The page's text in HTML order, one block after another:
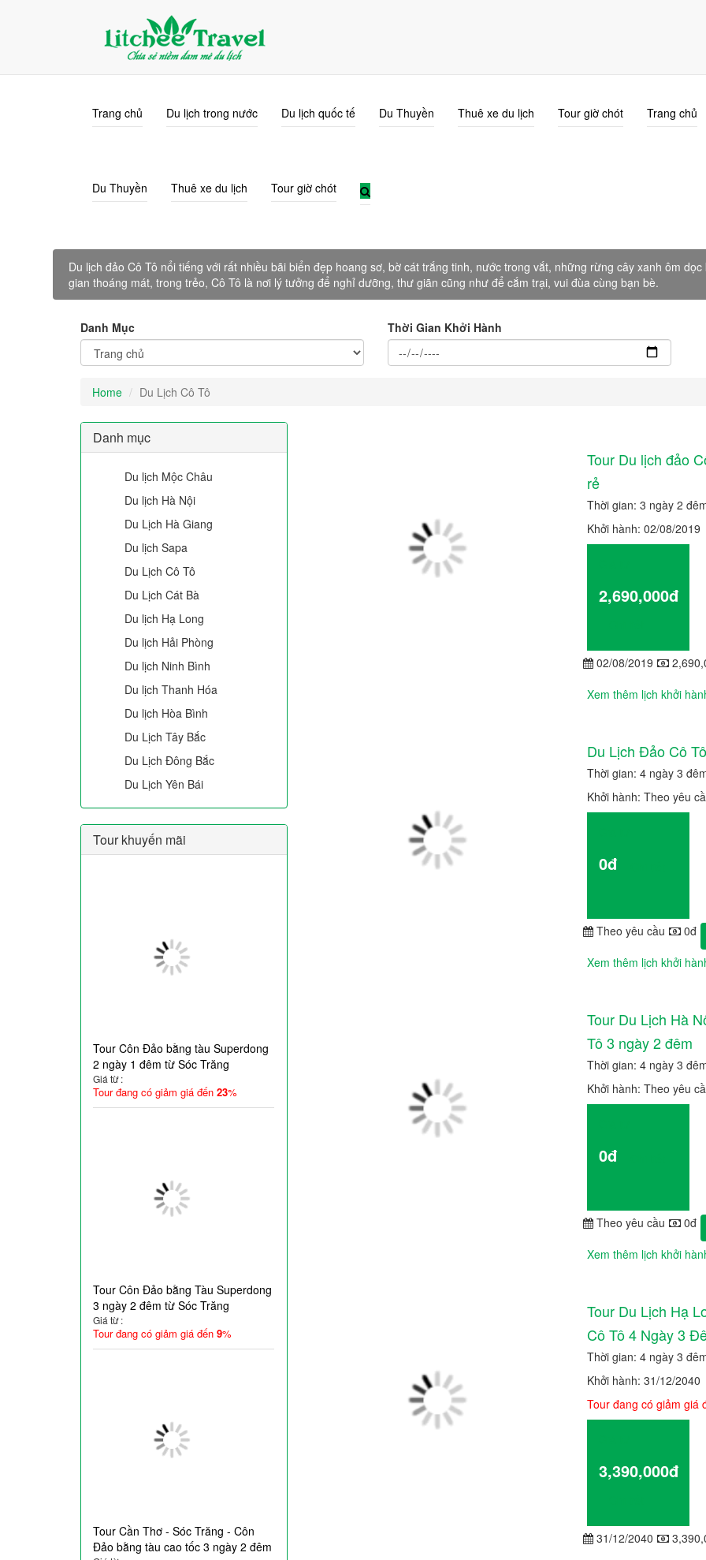
0915.338.689
Trang chủ Du lịch trong nước Du lịch quốc tế Du Thuyền Thuê xe du lịch Tour giờ chót Trang chủ
Du Thuyền Thuê xe du lịch Tour giờ chót
Du lịch đảo Cô Tô nổi tiếng với rất nhiều bãi biển đẹp hoang sơ, bờ cát trắng tinh, nước trong vắt, những rừng cây xanh ôm
gian thoáng mát, trong trẻo, Cô Tô là nơi lý tưởng để nghỉ dưỡng, thư giãn cũng như để cắm trại, vui đùa cùng bạn bè.
Danh Mục Thời Gian Khởi Hành
Home Du Lịch Cô Tô
Danh mục
Du lịch Mộc Châu
Du lịch Hà Nội
Du Lịch Hà Giang
Du lịch Sapa
Du Lịch Cô Tô
Du Lịch Cát Bà
Du lịch Hạ Long
Du lịch Hải Phòng
Du lịch Ninh Bình
Du lịch Thanh Hóa
Du lịch Hòa Bình
Du Lịch Tây Bắc
Du Lịch Đông Bắc
Du Lịch Yên Bái
Tour khuyến mãi
Tour Côn Đảo bằng tàu Superdong
2 ngày 1 đêm từ Sóc Trăng
Giá từ :
Tour đang có giảm giá đến 23%
Tour Côn Đảo bằng Tàu Superdong
3 ngày 2 đêm từ Sóc Trăng
Giá từ :
Tour đang có giảm giá đến 9%
Tour Cần Thơ - Sóc Trăng - Côn
Đảo bằng tàu cao tốc 3 ngày 2 đêm
Tour Du lịch đảo
rẻ
Thời gian: 3 ngày 2
Khởi hành: 02/08/2019
2,690,000đ
02/08/2019
Xem thêm lịch khởi
Du Lịch Đảo Cô
Thời gian: 4 ngày 3
Khởi hành: Theo yêu
0đ
Theo yêu cầu 0đ
Xem thêm lịch khởi
Tour Du Lịch Hà
Tô 3 ngày 2 đêm
Thời gian: 4 ngày 3
Khởi hành: Theo yêu
0đ
Theo yêu cầu 0đ
Xem thêm lịch khởi
Tour Du Lịch Hạ
Cô Tô 4 Ngày 3
Thời gian: 4 ngày 3
Khởi hành: 31/12/2040
Tour đang có giảm giá
3,390,000đ
31/12/2040